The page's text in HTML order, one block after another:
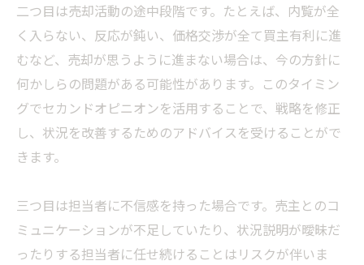
二つ目は売却活動の途中段階です。たとえば、内覧が全
く入らない、反応が鈍い、価格交渉が全て買主有利に進
むなど、売却が思うように進まない場合は、今の方針に
何かしらの問題がある可能性があります。このタイミン
グでセカンドオピニオンを活用することで、戦略を修正
し、状況を改善するためのアドバイスを受けることがで
きます。
三つ目は担当者に不信感を持った場合です。売主とのコ
ミュニケーションが不足していたり、状況説明が曖昧だ
ったりする担当者に任せ続けることはリスクが伴いま